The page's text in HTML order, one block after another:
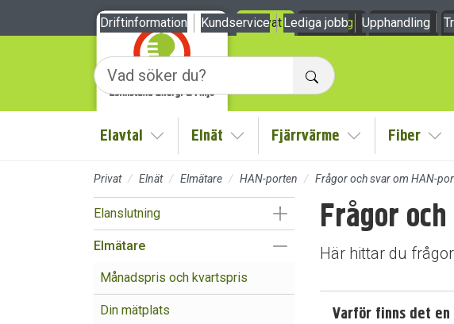
Till sidans huvudinnehåll
Privat
Företag Om oss
Sök
Elavtal Visa/Göm undermeny
Elnät Visa/Göm undermeny
Fjärrvärme Visa/Göm
Fiber
Driftinformation Kundservice Lediga jobb Upphandling
Privat Elnät Elmätare HAN-porten Frågor och svar om HAN-
Elanslutning Visa/Göm undermeny
Elmätare Visa/Göm undermeny
Månadspris och kvartspris
Din mätplats
Frågor
Här hittar du
Varför finns det en